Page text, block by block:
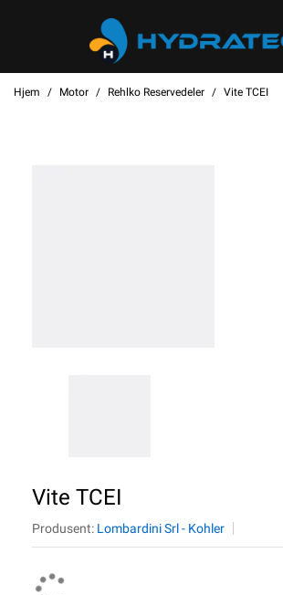
Hjem Motor Rehlko Reservedeler Vite TCEI
Vite TCEI
Produsent: Lombardini Srl - Kohler